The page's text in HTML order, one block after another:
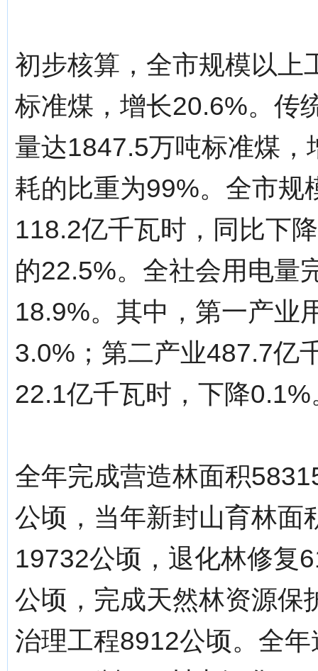
初步核算，全市规模以上
标准煤，增长20.6%。传
量达1847.5万吨标准煤
耗的比重为99%。全市规
118.2亿千瓦时，同比下
的22.5%。全社会用电量
18.9%。其中，第一产业
3.0%；第二产业487.7亿
22.1亿千瓦时，下降0.1%
全年完成营造林面积
公顷，当年新封山育林面
19732公顷，退化林修复
公顷，完成天然林资源保
治理工程8912公顷。全